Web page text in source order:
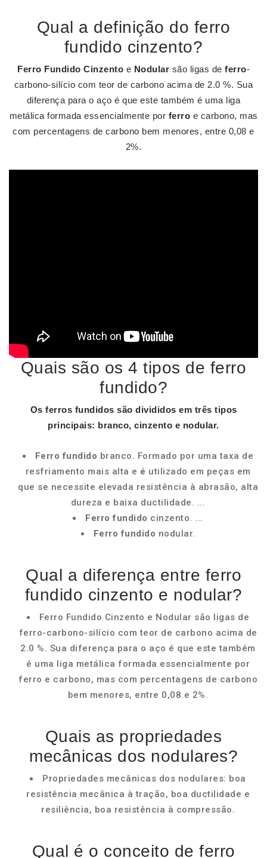
Qual a definição do ferro
fundido cinzento?
Ferro Fundido Cinzento e Nodular são ligas de ferro-
carbono-silício com teor de carbono acima de 2.0 %. Sua
diferença para o aço é que este também é uma liga
metálica formada essencialmente por ferro e carbono, mas
com percentagens de carbono bem menores, entre 0,08 e
2%.
Quais são os 4 tipos de ferro
fundido?
Os ferros fundidos são divididos em três tipos
principais: branco, cinzento e nodular.
Ferro fundido branco. Formado por uma taxa de
resfriamento mais alta e é utilizado em peças em
que se necessite elevada resistência à abrasão, alta
dureza e baixa ductilidade. ...
Ferro fundido cinzento. ...
Ferro fundido nodular.
Qual a diferença entre ferro
fundido cinzento e nodular?
Ferro Fundido Cinzento e Nodular são ligas de
ferro-carbono-silício com teor de carbono acima de
2.0 %. Sua diferença para o aço é que este também
é uma liga metálica formada essencialmente por
ferro e carbono, mas com percentagens de carbono
bem menores, entre 0,08 e 2%.
Quais as propriedades
mecânicas dos nodulares?
Propriedades mecânicas dos nodulares: boa
resistência mecânica à tração, boa ductilidade e
resiliência, boa resistência à compressão.
Qual é o conceito de ferro